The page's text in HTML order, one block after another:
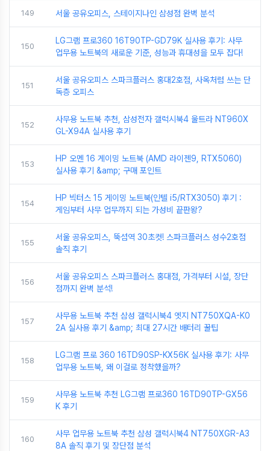
149 서울 공유오피스, 스테이지나인 삼성점 완벽 분석
150
LG그램 프로360 16T90TP-GD79K 실사용 후기: 사무
업무용 노트북의 새로운 기준, 성능과 휴대성을 모두 잡다!
151
서울 공유오피스 스파크플러스 홍대2호점, 사옥처럼 쓰는 단
독층 오피스
152
사무용 노트북 추천, 삼성전자 갤럭시북4 울트라 NT960X
GL-X94A 실사용 후기
153
HP 오멘 16 게이밍 노트북 (AMD 라이젠9, RTX5060)
실사용 후기 &amp; 구매 포인트
154
HP 빅터스 15 게이밍 노트북(인텔 i5/RTX3050) 후기 :
게임부터 사무 업무까지 되는 가성비 끝판왕?
155
서울 공유오피스, 뚝섬역 30초컷! 스파크플러스 성수2호점
솔직 후기
156
서울 공유오피스 스파크플러스 홍대점, 가격부터 시설, 장단
점까지 완벽 분석!
157
사무용 노트북 추천 삼성 갤럭시북4 엣지 NT750XQA-K0
2A 실사용 후기 &amp; 최대 27시간 배터리 꿀팁
158
LG그램 프로 360 16TD90SP-KX56K 실사용 후기: 사무
업무용 노트북, 왜 이걸로 정착했을까?
159
사무용 노트북 추천 LG그램 프로360 16TD90TP-GX56
K 후기
160
사무 업무용 노트북 추천 삼성 갤럭시북4 NT750XGR-A3
8A 솔직 후기 및 장단점 분석